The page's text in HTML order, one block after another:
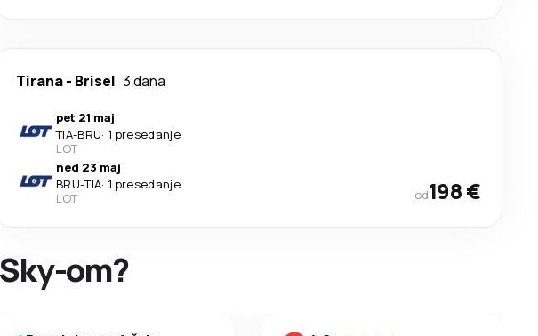
Tirana- Brisel 3 dana
pet 21 maj
TIA-BRU· 1 presedanje
LOT
ned 23 maj
BRU-TIA· 1 presedanje
LOT
od198 €
om?